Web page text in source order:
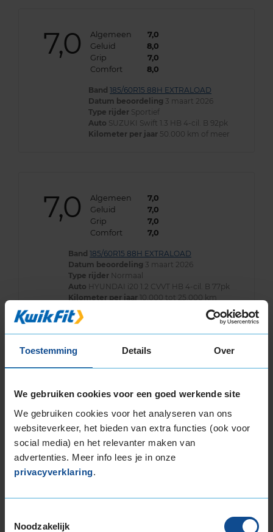
Toestemming Details Over
We gebruiken cookies voor een goed werkende site
We gebruiken cookies voor het analyseren van ons
websiteverkeer, het bieden van extra functies (ook voor
social media) en het relevanter maken van
advertenties. Meer info lees je in onze
privacyverklaring.
Noodzakelijk
7,0 Algemeen
7,0
Geluid
8,0
Grip
7,0
Comfort
8,0
Band 185/60R15 88H EXTRALOAD
Datum beoordeling 3 maart 2026
Type rijder Sportief
Auto SUZUKI Swift 1.3 HB 4-cil. B 92pk
Kilometer per jaar 50.000 km of meer
7,0 Algemeen
7,0
Geluid
7,0
Grip
7,0
Comfort
7,0
Band 185/60R15 88H EXTRALOAD
Datum beoordeling 3 maart 2026
Type rijder Normaal
Auto HYUNDAI i20 1.2 CVVT HB 4-cil. B 77pk
Kilometer per jaar 10.000 tot 25.000 km
10,0
Comfort
10,0
Band 185/60R15 88H EXTRALOAD
Datum beoordeling23 februari 2026
Type rijder
Normaal
Kilometer per jaar25.000 tot 50.000 km